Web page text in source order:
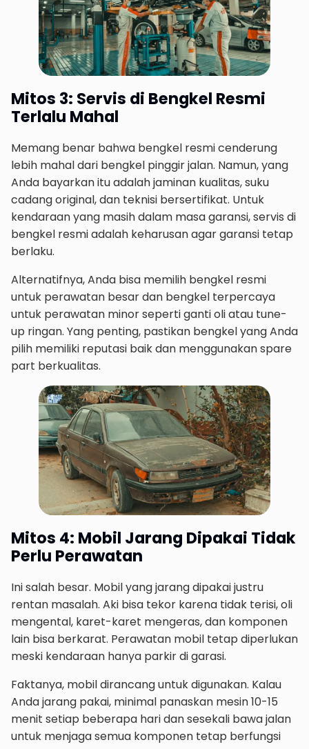
Mitos 3: Servis di Bengkel Resmi
Terlalu Mahal
Memang benar bahwa bengkel resmi cenderung
lebih mahal dari bengkel pinggir jalan. Namun, yang
Anda bayarkan itu adalah jaminan kualitas, suku
cadang original, dan teknisi bersertifikat. Untuk
kendaraan yang masih dalam masa garansi, servis di
bengkel resmi adalah keharusan agar garansi tetap
berlaku.
Alternatifnya, Anda bisa memilih bengkel resmi
untuk perawatan besar dan bengkel terpercaya
untuk perawatan minor seperti ganti oli atau tune-
up ringan. Yang penting, pastikan bengkel yang Anda
pilih memiliki reputasi baik dan menggunakan spare
part berkualitas.
Mitos 4: Mobil Jarang Dipakai Tidak
Perlu Perawatan
Ini salah besar. Mobil yang jarang dipakai justru
rentan masalah. Aki bisa tekor karena tidak terisi, oli
mengental, karet-karet mengeras, dan komponen
lain bisa berkarat. Perawatan mobil tetap diperlukan
meski kendaraan hanya parkir di garasi.
Faktanya, mobil dirancang untuk digunakan. Kalau
Anda jarang pakai, minimal panaskan mesin 10-15
menit setiap beberapa hari dan sesekali bawa jalan
untuk menjaga semua komponen tetap berfungsi